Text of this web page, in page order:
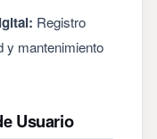
Registro
y mantenimiento
Usuario